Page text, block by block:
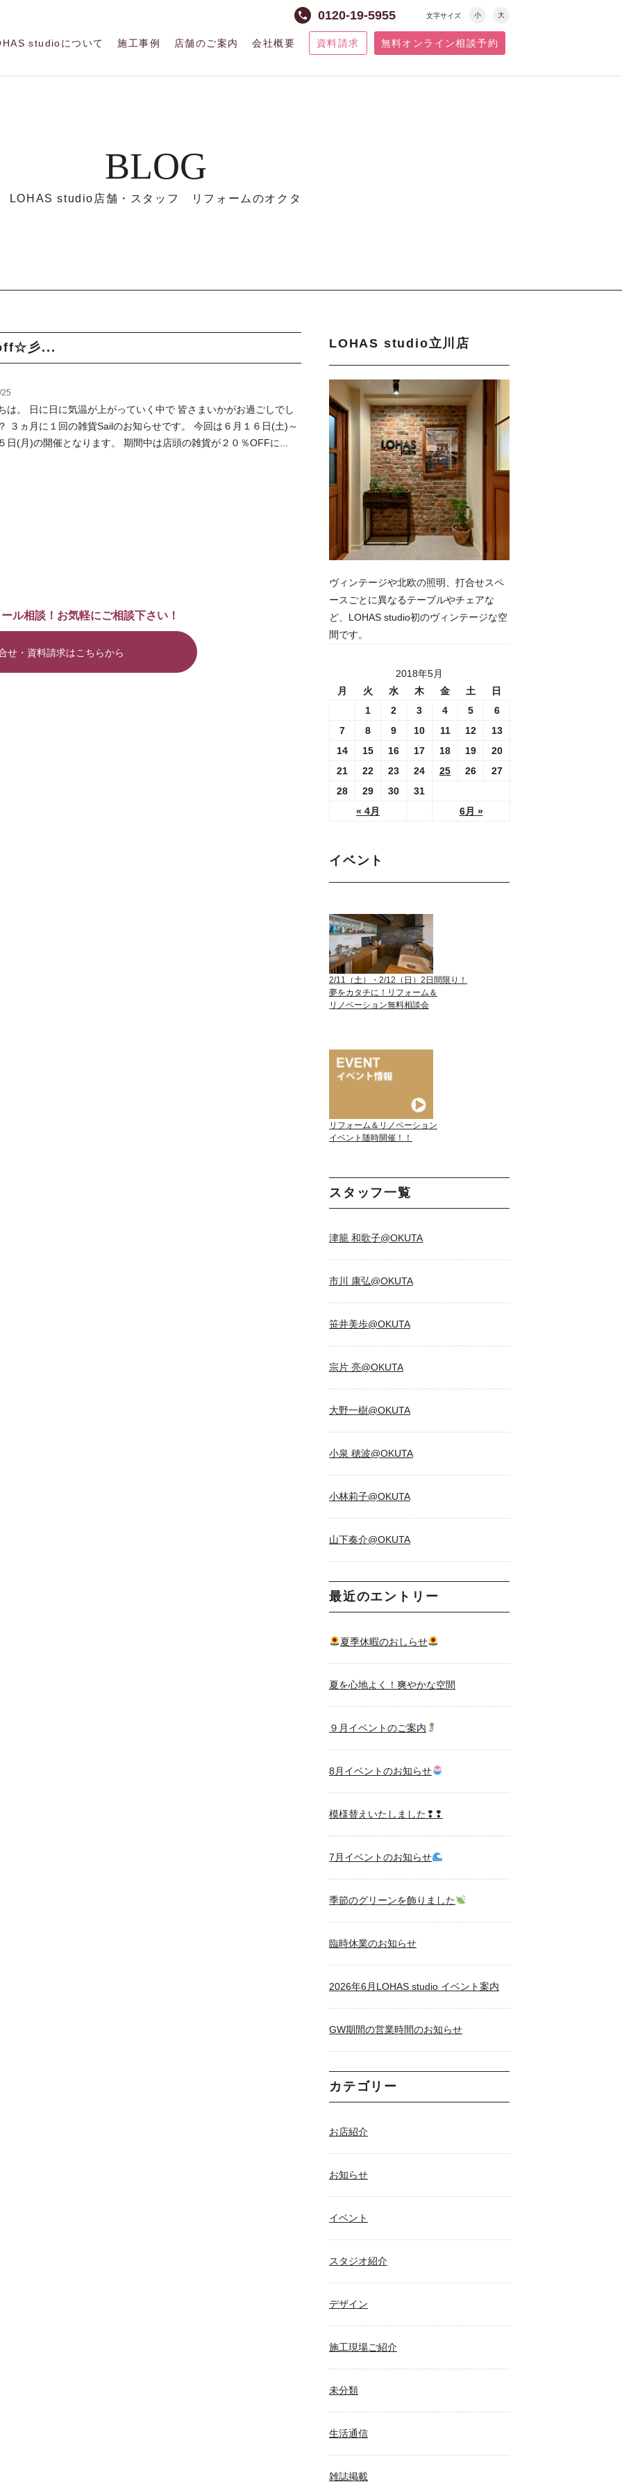
phone 0120-19-5955 文字サイズ 小 大
studioについて 施工事例 店舗のご案内 会社概要 資料請求 無料オンライン相談予約
BLOG
LOHAS studio店舗・スタッフ リフォームのオクタ
彡...
は。 日に日に気温が上がっていく中で 皆さまいかがお過ごしでし
３ヵ月に１回の雑貨Sailのお知らせです。 今回は６月１６日(土)～
日(月)の開催となります。 期間中は店頭の雑貨が２０％OFFに...
ル相談！お気軽にご相談下さい！
せ・資料請求はこちらから
LOHAS studio立川店
ヴィンテージや北欧の照明、打合せスペ
ースごとに異なるテーブルやチェアな
ど、LOHAS studio初のヴィンテージな空
間です。
2018年5月
月
火 水 木 金 土 日
« 4月 6月 »
1 2 3 4 5
6
7
8 9 10 11 12
13
14
15 16 17 18 19
20
21
22 23 24 25 26
27
28
29 30 31
イベント
2/11（土）・2/12（日）2日間限り！
夢をカタチに！リフォーム＆
リノベーション無料相談会
リフォーム＆リノベーション
イベント随時開催！！
スタッフ一覧
津籠 和歌子@OKUTA
市川 康弘@OKUTA
笹井美歩@OKUTA
宗片 亮@OKUTA
大野一樹@OKUTA
小泉 穂波@OKUTA
小林莉子@OKUTA
山下奏介@OKUTA
最近のエントリー
夏季休暇のおしらせ
夏を心地よく！爽やかな空間
９月イベントのご案内
8月イベントのお知らせ
模様替えいたしました❢❢
7月イベントのお知らせ
季節のグリーンを飾りました
臨時休業のお知らせ
2026年6月LOHAS studio イベント案内
GW期間の営業時間のお知らせ
カテゴリー
お店紹介
お知らせ
イベント
スタジオ紹介
デザイン
施工現場ご紹介
未分類
生活通信
雑誌掲載